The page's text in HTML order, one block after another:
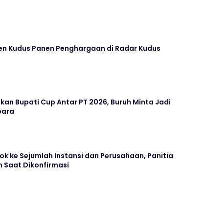
Kudus Panen Penghargaan di Radar Kudus
Bupati Cup Antar PT 2026, Buruh Minta Jadi
ke Sejumlah Instansi dan Perusahaan, Panitia
Saat Dikonfirmasi